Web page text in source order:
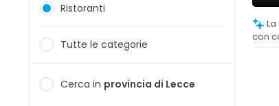
Ristoranti
Tutte le categorie
Cerca in provincia di Lecce
con